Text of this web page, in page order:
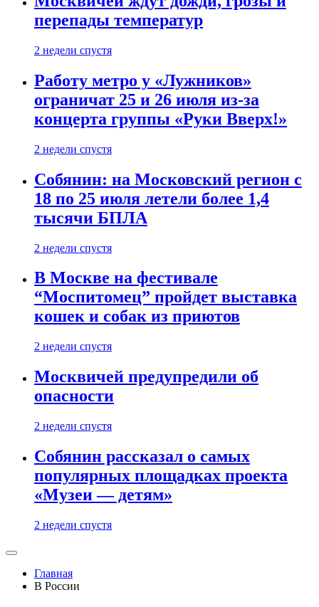
перепады температур
2 недели спустя
Работу метро у «Лужников»
ограничат 25 и 26 июля из-за
концерта группы «Руки Вверх!»
2 недели спустя
Собянин: на Московский регион с
18 по 25 июля летели более 1,4
тысячи БПЛА
2 недели спустя
В Москве на фестивале
“Моспитомец” пройдет выставка
кошек и собак из приютов
2 недели спустя
Москвичей предупредили об
опасности
2 недели спустя
Собянин рассказал о самых
популярных площадках проекта
«Музеи — детям»
2 недели спустя
Главная
В России